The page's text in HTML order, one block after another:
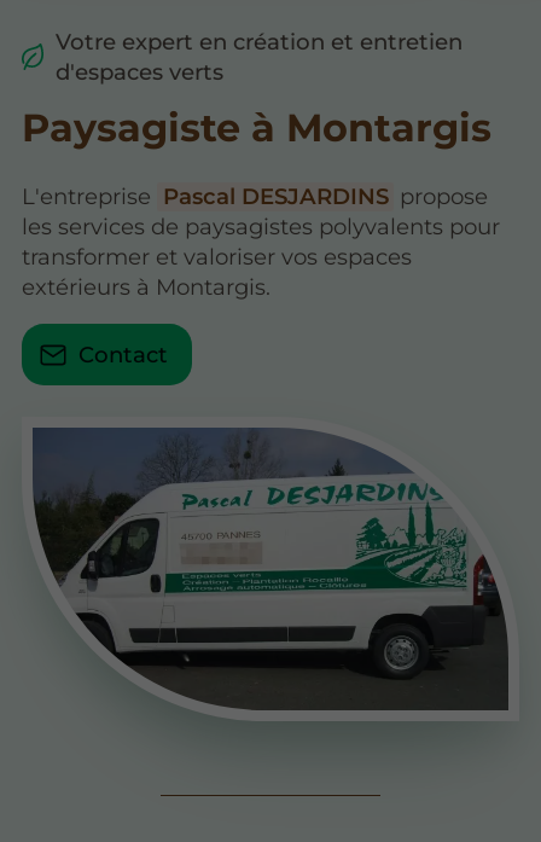
Votre expert en création et entretien
d'espaces verts
Paysagiste à Montargis
L'entreprise Pascal DESJARDINS propose
les services de paysagistes polyvalents pour
transformer et valoriser vos espaces
extérieurs à Montargis.
Contact